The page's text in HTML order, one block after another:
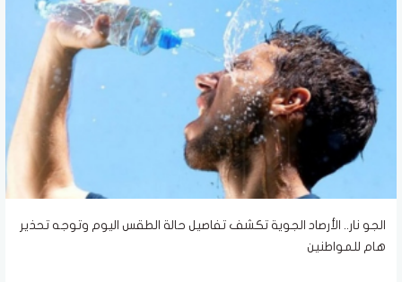
الجو نار.. الأرصاد الجوية تكشف تفاصيل حالة الطقس اليوم وتوجه تحذير
هام للمواطنين